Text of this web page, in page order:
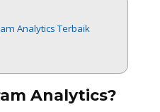
Analytics Terbaik
Analytics?